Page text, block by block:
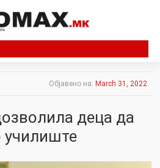
Објавено на: March 31, 2022
деца да
училиште